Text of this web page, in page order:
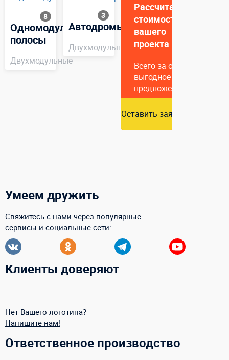
8
Одномодульные
полосы
Двухмодульные
3
Автодромы
Двухмодульные
Рассчитаем
стоимость
вашего
проекта
Всего за один час
выгодное коммерческое
предложение
Оставить заявку
Умеем дружить
Свяжитесь с нами через популярные
сервисы и социальные сети:
Клиенты доверяют
Нет Вашего логотипа?
Напишите нам!
Ответственное производство